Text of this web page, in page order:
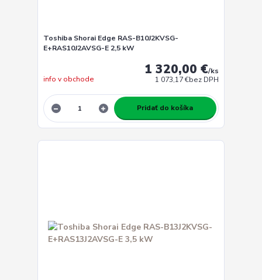
Toshiba Shorai Edge RAS-B10J2KVSG-
E+RAS10J2AVSG-E 2,5 kW
1 320,00 €/ks
1 073,17 €bez DPH
info v obchode
Pridať do košíka